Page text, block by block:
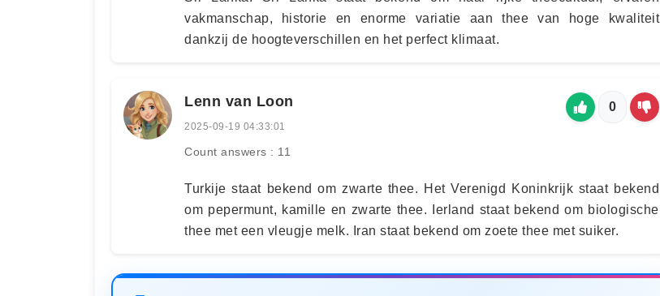
vakmanschap, historie en enorme variatie aan thee van hoge kwaliteit
dankzij de hoogteverschillen en het perfect klimaat.
Lenn van Loon
2025-09-19 04:33:01
Count answers : 11
0
Turkije staat bekend om zwarte thee. Het Verenigd Koninkrijk staat bekend
om pepermunt, kamille en zwarte thee. Ierland staat bekend om biologische
thee met een vleugje melk. Iran staat bekend om zoete thee met suiker.